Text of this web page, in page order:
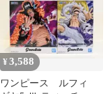
¥3,588
ワンピース ルフィ